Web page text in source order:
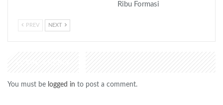
Ribu Formasi
PREV NEXT
LEAVE A REPLY
You must be logged in to post a comment.